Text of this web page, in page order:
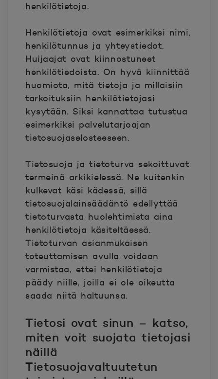
henkilötietoja.
Henkilötietoja ovat esimerkiksi nimi,
henkilötunnus ja yhteystiedot.
Huijaajat ovat kiinnostuneet
henkilötiedoista. On hyvä kiinnittää
huomiota, mitä tietoja ja millaisiin
tarkoituksiin henkilötietojasi
kysytään. Siksi kannattaa tutustua
esimerkiksi palvelutarjoajan
tietosuojaselosteeseen.
Tietosuoja ja tietoturva sekoittuvat
termeinä arkikielessä. Ne kuitenkin
kulkevat käsi kädessä, sillä
tietosuojalainsäädäntö edellyttää
tietoturvasta huolehtimista aina
henkilötietoja käsiteltäessä.
Tietoturvan asianmukaisen
toteuttamisen avulla voidaan
varmistaa, ettei henkilötietoja
päädy niille, joilla ei ole oikeutta
saada niitä haltuunsa.
Tietosi ovat sinun – katso,
miten voit suojata tietojasi
näillä
Tietosuojavaltuutetun